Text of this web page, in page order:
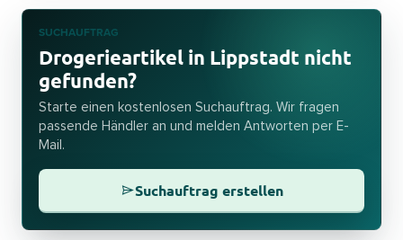
SUCHAUFTRAG
Drogerieartikel in Lippstadt nicht
gefunden?
Starte einen kostenlosen Suchauftrag. Wir fragen
passende Händler an und melden Antworten per E-
Mail.
Suchauftrag erstellen